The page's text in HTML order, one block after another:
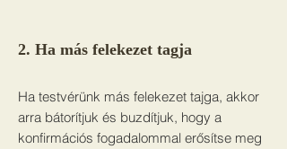
2. Ha más felekezet tagja
Ha testvérünk más felekezet tajga, akkor
arra bátorítjuk és buzdítjuk, hogy a
konfirmációs fogadalommal erősítse meg